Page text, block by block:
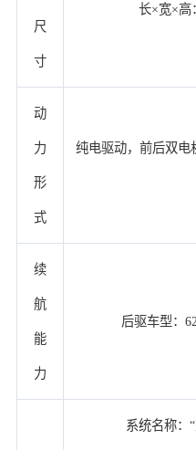
尺
寸
长×宽×高
动
力
形
式
纯电驱动，前后双电
续
航
能
力
后驱车型：
系统名称：